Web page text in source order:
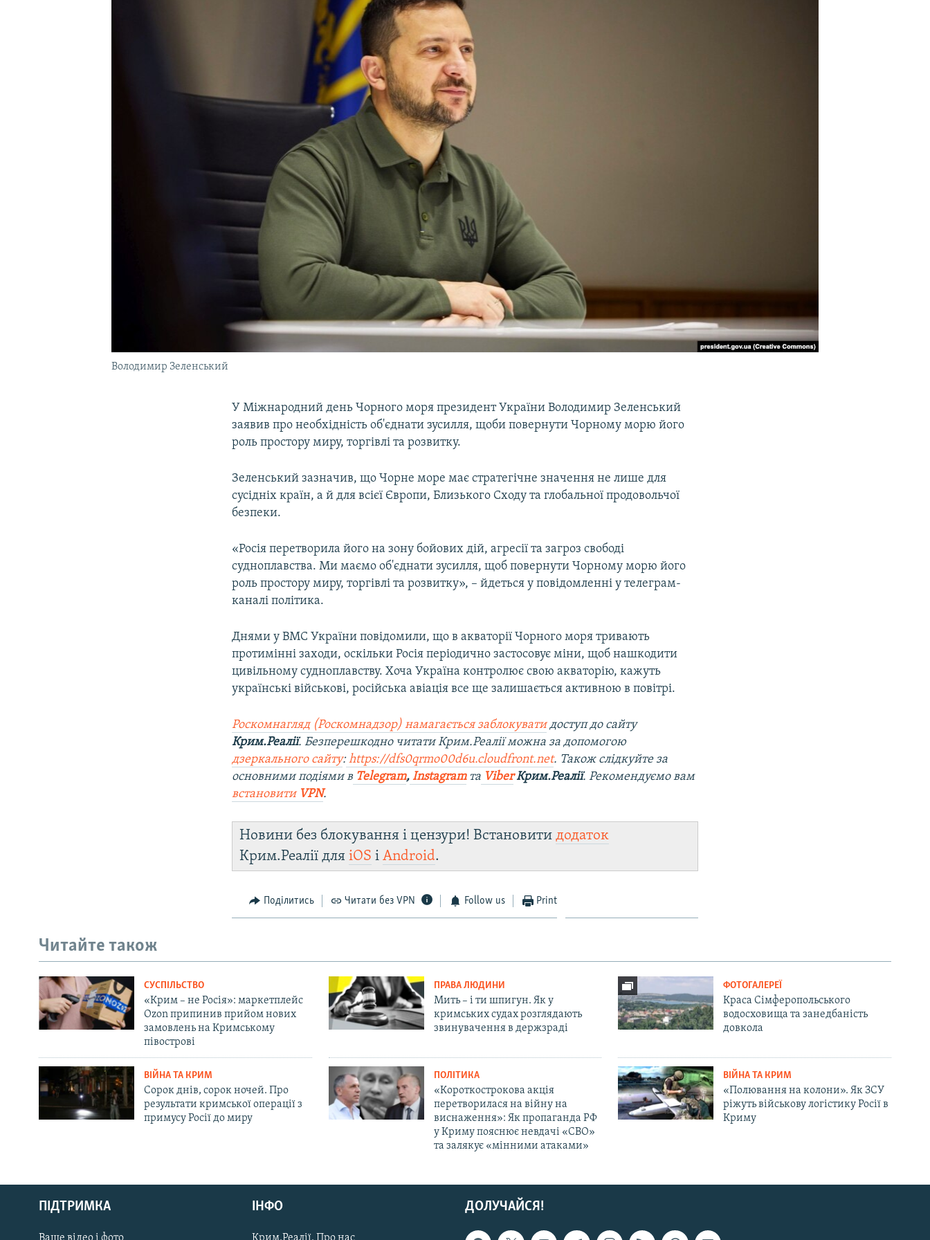
Русский
Qırımtatar
Володимир Зеленський
У Міжнародний день Чорного моря президент України Володимир Зеленський
заявив про необхідність об'єднати зусилля, щоби повернути Чорному морю його
роль простору миру, торгівлі та розвитку.
Зеленський зазначив, що Чорне море має стратегічне значення не лише для
сусідніх країн, а й для всієї Європи, Близького Сходу та глобальної продовольчої
безпеки.
«Росія перетворила його на зону бойових дій, агресії та загроз свободі
судноплавства. Ми маємо об'єднати зусилля, щоб повернути Чорному морю його
роль простору миру, торгівлі та розвитку», – йдеться у повідомленні у телеграм-
каналі політика.
Днями у ВМС України повідомили, що в акваторії Чорного моря тривають
протимінні заходи, оскільки Росія періодично застосовує міни, щоб нашкодити
цивільному судноплавству. Хоча Україна контролює свою акваторію, кажуть
українські військові, російська авіація все ще залишається активною в повітрі.
Роскомнагляд (Роскомнадзор) намагається заблокуватидоступ до сайту
Крим.Реалії. Безперешкодно читати Крим.Реалії можна за допомогою
дзеркального сайту:https://dfs0qrmo00d6u.cloudfront.net. Також слідкуйте за
основними подіями в Telegram, Instagramта ViberКрим.Реалії. Рекомендуємо вам
встановити VPN.
Новини без блокування і цензури! Встановитидодаток
Крим.Реалії дляiOS іAndroid.
Поділитись Читати без VPN Follow us Print
Читайте також
СУСПІЛЬСТВО
«Крим – не Росія»: маркетплейс
Ozon припинив прийом нових
замовлень на Кримському
півострові
ПРАВА ЛЮДИНИ
Мить – і ти шпигун. Як у
кримських судах розглядають
звинувачення в держзраді
ФОТОГАЛЕРЕЇ
Краса Сімферопольського
водосховища та занедбаність
довкола
ВІЙНА ТА КРИМ
Сорок днів, сорок ночей. Про
результати кримської операції з
примусу Росії до миру
ПОЛІТИКА
«Короткострокова акція
перетворилася на війну на
виснаження»: Як пропаганда РФ
у Криму пояснює невдачі «СВО»
та залякує «мінними атаками»
ВІЙНА ТА КРИМ
«Полювання на колони». Як ЗСУ
ріжуть військову логістику Росії в
Криму
ДОЛУЧАЙСЯ!
ПІДТРИМКА
Ваше відео і фото
ІНФО
Крим.Реалії. Про нас